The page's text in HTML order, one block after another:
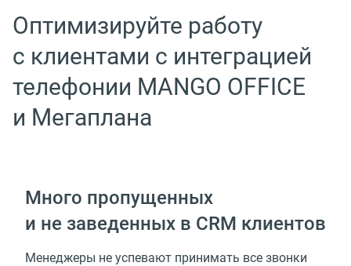
Оптимизируйте работу
с клиентами с интеграцией
телефонии MANGO OFFICE
и Мегаплана
Много пропущенных
и не заведенных в CRM клиентов
Менеджеры не успевают принимать все звонки